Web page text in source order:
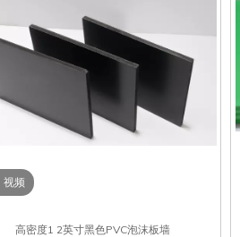
视频
高密度1 2英寸黑色PVC泡沫板墙